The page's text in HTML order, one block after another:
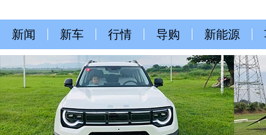
新闻 新车 行情 导购 新能源